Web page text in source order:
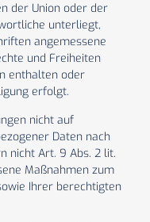
der Union oder der
unterliegt,
angemessene
und Freiheiten
enthalten oder
erfolgt.
nicht auf
Daten nach
nicht Art. 9 Abs. 2 lit.
Maßnahmen zum
Ihrer berechtigten